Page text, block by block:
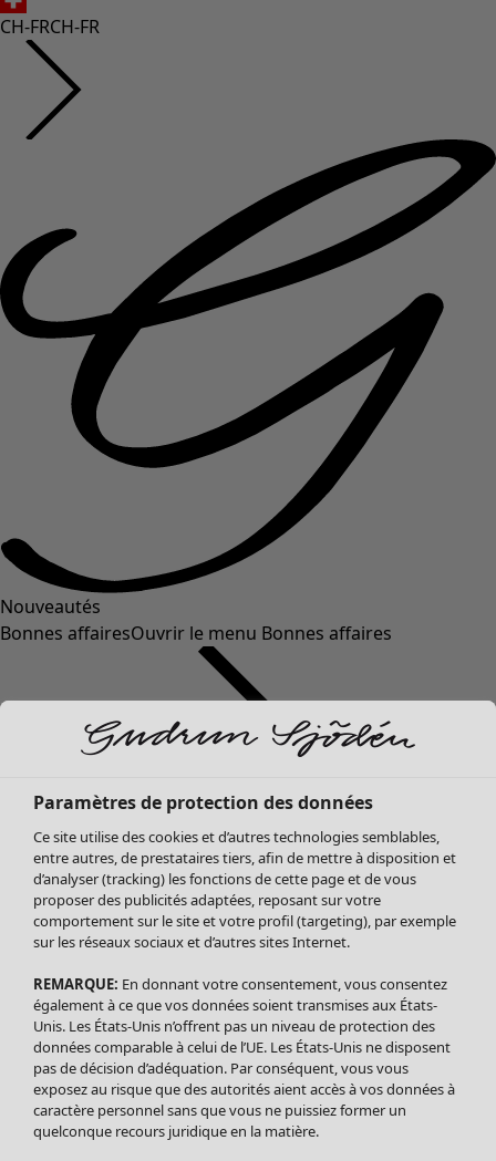
CH-FRCH-FR
Nouveautés
Bonnes affairesOuvrir le menu Bonnes affaires
Soldes Vêtements
Tous les vêtements
Robes
Tuniques
Blouses
Tops
Gilets
Pantalon
Jupes
Paramètres de protection des données
Ce site utilise des cookies et d’autres technologies semblables,
entre autres, de prestataires tiers, afin de mettre à disposition et
d’analyser (tracking) les fonctions de cette page et de vous
proposer des publicités adaptées, reposant sur votre
comportement sur le site et votre profil (targeting), par exemple
sur les réseaux sociaux et d’autres sites Internet.
REMARQUE: En donnant votre consentement, vous consentez
également à ce que vos données soient transmises aux États-
Unis. Les États-Unis n’offrent pas un niveau de protection des
données comparable à celui de l’UE. Les États-Unis ne disposent
pas de décision d’adéquation. Par conséquent, vous vous
exposez au risque que des autorités aient accès à vos données à
caractère personnel sans que vous ne puissiez former un
quelconque recours juridique en la matière.